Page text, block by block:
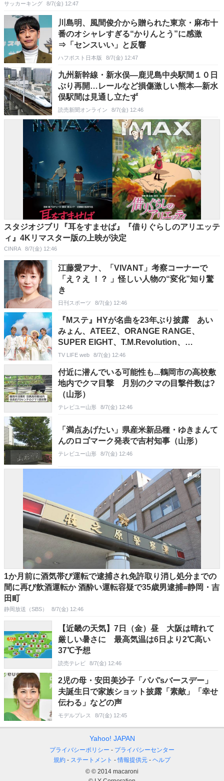
サッカーキング 8/7(金) 12:47
川島明、風間俊介から贈られた東京・麻布十
番のオシャレすぎる“かりんとう”に感激
⇒「センスいい」と反響
ハフポスト日本版 8/7(金) 12:47
九州新幹線・新水俣―鹿児島中央駅間１０日
ぶり再開…レールなど損傷激しい熊本―新水
俣駅間は見通し立たず
読売新聞オンライン 8/7(金) 12:46
スタジオジブリ『耳をすませば』『借りぐらしのアリエッテ
ィ』4Kリマスター版の上映が決定
CINRA 8/7(金) 12:46
江藤愛アナ、「VIVANT」考察コーナーで
「え？え ！？ 」怪しい人物の“変化”知り驚
き
日刊スポーツ 8/7(金) 12:46
『Mステ』HYが名曲を23年ぶり披露 あい
みょん、ATEEZ、ORANGE RANGE、
SUPER EIGHT、T.M.Revolution、
TOMOO、マカロニえんぴつも登場
TV LIFE web 8/7(金) 12:46
付近に潜んでいる可能性も...鶴岡市の高校敷
地内でクマ目撃 月別のクマの目撃件数は?
（山形）
テレビユー山形 8/7(金) 12:46
「満点あげたい」県産米新品種・ゆきまんて
んのロゴマーク発表で吉村知事（山形）
テレビユー山形 8/7(金) 12:46
1か月前に酒気帯び運転で逮捕され免許取り消し処分までの
間に再び飲酒運転か 酒酔い運転容疑で35歳男逮捕=静岡・吉
田町
静岡放送（SBS） 8/7(金) 12:46
【近畿の天気】7日（金）昼 大阪は晴れて
厳しい暑さに 最高気温は6日より2℃高い
37℃予想
読売テレビ 8/7(金) 12:46
2児の母・安田美沙子「パパ’sバースデー」
夫誕生日で家族ショット披露「素敵」「幸せ
伝わる」などの声
モデルプレス 8/7(金) 12:45
Yahoo! JAPAN
プライバシーポリシー
プライバシーセンター
規約
ステートメント 情報提供元
ヘルプ
© © 2014 macaroni